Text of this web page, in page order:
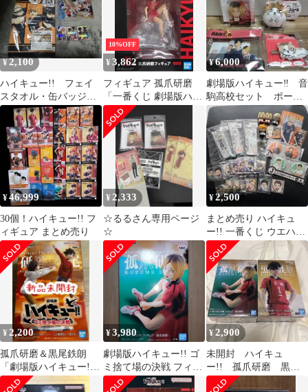
¥2,100
ハイキュー!! フェイ
スタオル・缶バッジ・
キーリング・ステッカ
ー・アクスタ
10%OFF
¥3,862
フィギュア 孤爪研磨
「一番くじ 劇場版ハイ
キュー!! ゴミ捨て場の
決戦」 B賞 フィギュア
【14日以内発送】
¥6,000
劇場版ハイキュー‼ 音
駒高校セット ポー
チ ヘアクリップ ア
クスタ マスコット
¥46,999
30個！ハイキュー!! フ
ィギュア まとめ売り
¥ 2,333
☆るるさん専用ページ
☆
¥2,500
まとめ売り ハイキュ
ー!! 一番くじ ウエハー
スシール JITOT おまけ
付き
¥ 2,200
孤爪研磨＆黒尾鉄朗
「劇場版ハイキュー!!
ゴミ捨て場の決戦」 フ
¥3,980
劇場版ハイキュー!! ゴ
ミ捨て場の決戦 フィギ
ュア 孤爪研磨
¥2,900
未開封 ハイキュ
ー!! 孤爪研磨 黒尾
鉄朗 プライズフィギ